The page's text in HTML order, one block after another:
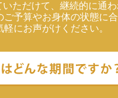
ただけて、継続的に通
予算やお身体の状態に
にお声がけください。